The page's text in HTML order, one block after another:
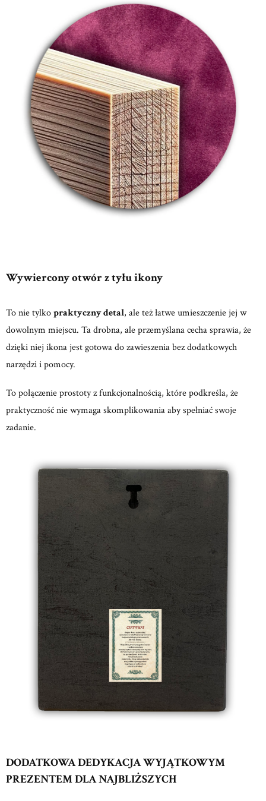
Wywiercony otwór z tyłu ikony
To nie tylkopraktyczny detal, ale też łatwe umieszczenie jej w
dowolnym miejscu. Ta drobna, ale przemyślana cecha sprawia, że
dzięki niej ikona jest gotowa do zawieszenia bez dodatkowych
narzędzi i pomocy.
To połączenie prostoty z funkcjonalnością, które podkreśla, że
praktyczność nie wymaga skomplikowania aby spełniać swoje
zadanie.
DODATKOWA DEDYKACJA WYJĄTKOWYM
PREZENTEM DLA NAJBLIŻSZYCH